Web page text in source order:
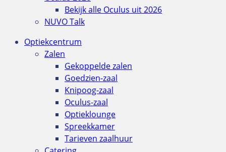
Bekijk alle Oculus uit 2026
NUVO Talk
Optiekcentrum
Zalen
Gekoppelde zalen
Goedzien-zaal
Knipoog-zaal
Oculus-zaal
Optieklounge
Spreekkamer
Tarieven zaalhuur